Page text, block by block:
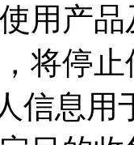
用产
将停
信息用